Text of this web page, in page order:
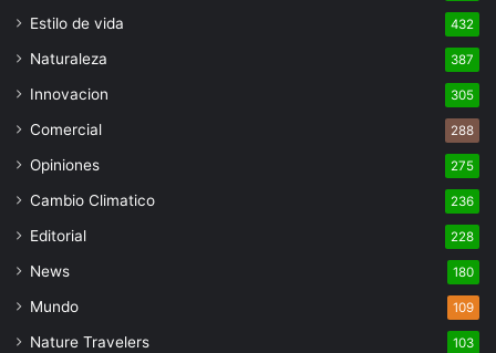
Estilo de vida 432
Naturaleza 387
Innovacion 305
Comercial 288
Opiniones 275
Cambio Climatico 236
Editorial 228
News 180
Mundo 109
Nature Travelers 103